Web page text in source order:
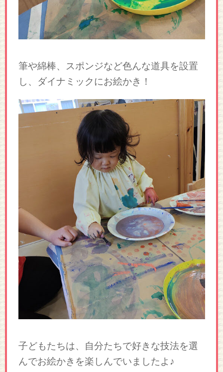
筆や綿棒、スポンジなど色んな道具を設置
し、ダイナミックにお絵かき！
子どもたちは、自分たちで好きな技法を選
んでお絵かきを楽しんでいましたよ♪